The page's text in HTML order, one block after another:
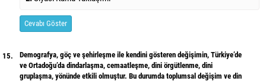
Cevabı Göster
15.
Demografya, göç ve şehirleşme ile kendini gösteren değişimin, Türkiye’de
ve Ortadoğu’da dindarlaşma, cemaatleşme, dini örgütlenme, dini
gruplaşma, yönünde etkili olmuştur. Bu durumda toplumsal değişim ve din